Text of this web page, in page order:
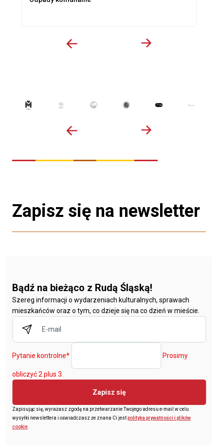
Zapisz się na newsletter
Bądź na bieżąco z Rudą Śląską!
Szereg informacji o wydarzeniach kulturalnych, sprawach
mieszkańców oraz o tym, co dzieje się na co dzień w mieście.
Pytanie kontrolne* Prosimy
obliczyć 2 plus 3.
Zapisz się
Zapisując się, wyrażasz zgodę na przetwarzanie Twojego adresu e-mail w celu
wysyłki newslettera i oświadczasz że znana Ci jestpolityka prywatności i plików
cookie